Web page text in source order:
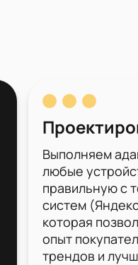
Выполняем
любые
правильную с
систем
которая
опыт
трендов и